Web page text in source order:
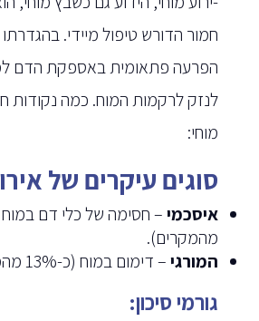
חמור הדורש טיפול מיידי.
הפרעה פתאומית באספקת הדם
לנזק לרקמות המוח. כמה נקודות
מוחי:
סוגים עיקרים של
איסכמי
מהמקרים).
המורגי– דימום במוח (כ-13% מהמקרים).
גורמי סיכון: